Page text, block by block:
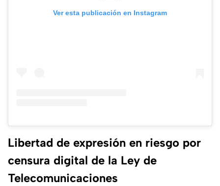
Ver esta publicación en Instagram
Libertad de expresión en riesgo por
censura digital de la Ley de
Telecomunicaciones